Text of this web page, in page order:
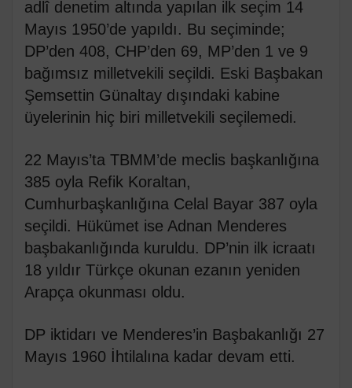
adlî denetim altında yapılan ilk seçim 14
Mayıs 1950’de yapıldı. Bu seçiminde;
DP’den 408, CHP’den 69, MP’den 1 ve 9
bağımsız milletvekili seçildi. Eski Başbakan
Şemsettin Günaltay dışındaki kabine
üyelerinin hiç biri milletvekili seçilemedi.
22 Mayıs’ta TBMM’de meclis başkanlığına
385 oyla Refik Koraltan,
Cumhurbaşkanlığına Celal Bayar 387 oyla
seçildi. Hükümet ise Adnan Menderes
başbakanlığında kuruldu. DP’nin ilk icraatı
18 yıldır Türkçe okunan ezanın yeniden
Arapça okunması oldu.
DP iktidarı ve Menderes’in Başbakanlığı 27
Mayıs 1960 İhtilalına kadar devam etti.